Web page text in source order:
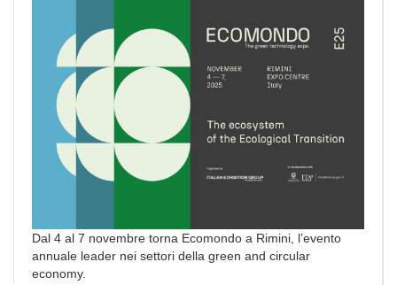
Dal 4 al 7 novembre torna Ecomondo a Rimini, l’evento
annuale leader nei settori della green and circular
economy.